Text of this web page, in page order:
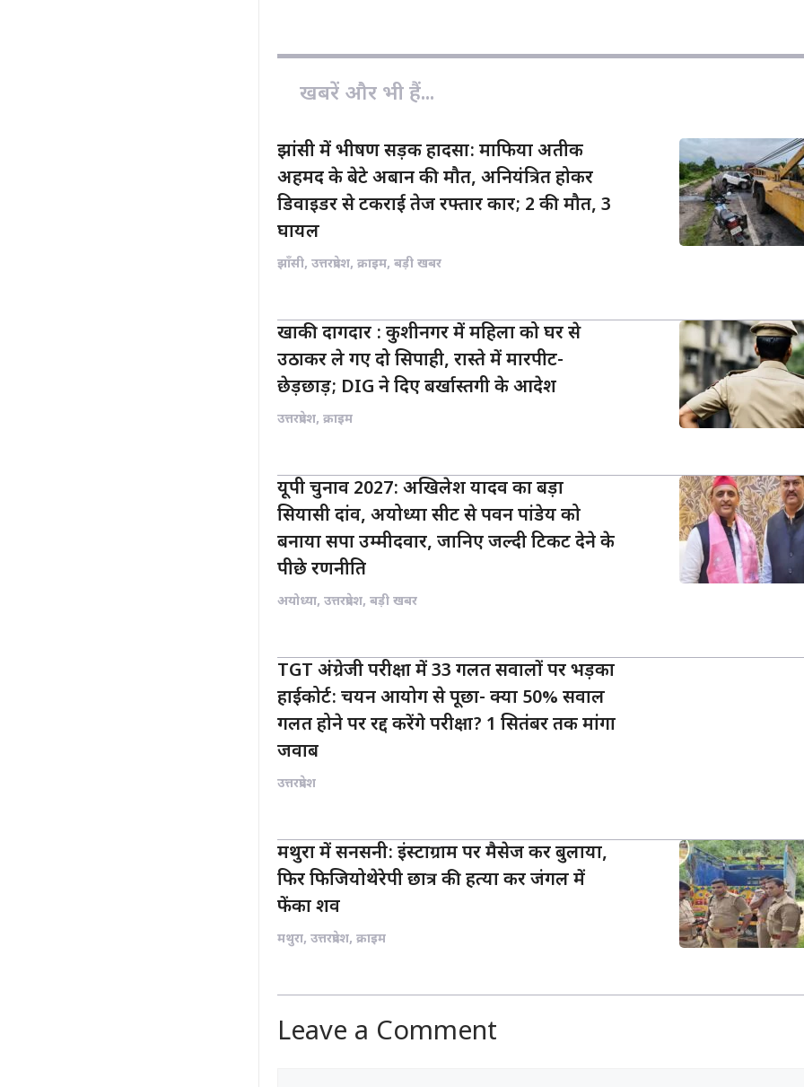
खबरें और भी हैं...
झांसी में भीषण सड़क हादसा: माफिया अतीक
अहमद के बेटे अबान की मौत, अनियंत्रित होकर
डिवाइडर से टकराई तेज रफ्तार कार; 2 की मौत, 3
घायल
झाँसी, उत्तरप्रदेश, क्राइम, बड़ी खबर
खाकी दागदार : कुशीनगर में महिला को घर से
उठाकर ले गए दो सिपाही, रास्ते में मारपीट-
छेड़छाड़; DIG ने दिए बर्खास्तगी के आदेश
उत्तरप्रदेश, क्राइम
यूपी चुनाव 2027: अखिलेश यादव का बड़ा
सियासी दांव, अयोध्या सीट से पवन पांडेय को
बनाया सपा उम्मीदवार, जानिए जल्दी टिकट देने के
पीछे रणनीति
अयोध्या, उत्तरप्रदेश, बड़ी खबर
TGT अंग्रेजी परीक्षा में 33 गलत सवालों पर भड़का
हाईकोर्ट: चयन आयोग से पूछा- क्या 50% सवाल
गलत होने पर रद्द करेंगे परीक्षा? 1 सितंबर तक मांगा
जवाब
उत्तरप्रदेश
मथुरा में सनसनी: इंस्टाग्राम पर मैसेज कर बुलाया,
फिर फिजियोथेरेपी छात्र की हत्या कर जंगल में
फेंका शव
मथुरा, उत्तरप्रदेश, क्राइम
Leave a Comment